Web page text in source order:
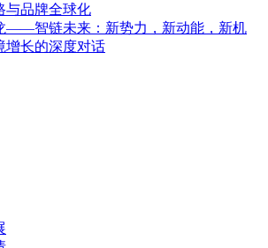
与品牌全球化
——智链未来：新势力，新动能，新机
增长的深度对话